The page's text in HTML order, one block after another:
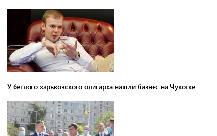
У беглого харьковского олигарха нашли бизнес на Чукотке